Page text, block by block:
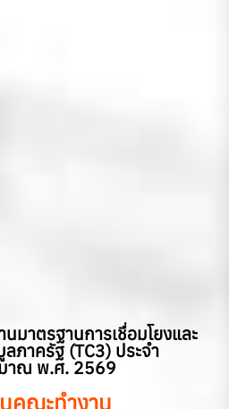
มาตรฐานการเชื่อมโยงและ
ภาครัฐ (TC3) ประจำ
าณ พ.ศ. 2569
คณะทำงาน